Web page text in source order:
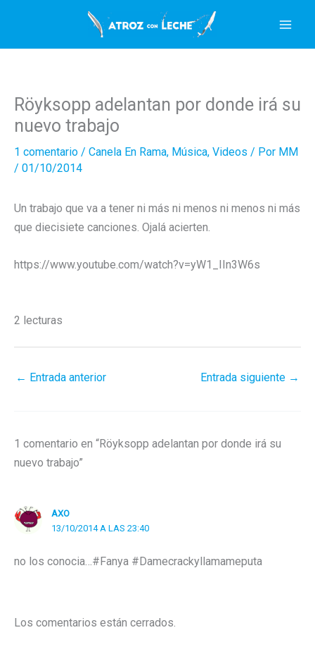
contenido
Röyksopp adelantan por donde irá su
nuevo trabajo
1 comentario / Canela En Rama, Música, Videos / Por MM
/ 01/10/2014
Un trabajo que va a tener ni más ni menos ni menos ni más
que diecisiete canciones. Ojalá acierten.
https://www.youtube.com/watch?v=yW1_IIn3W6s
2 lecturas
← Entrada anterior Entrada siguiente →
1 comentario en “Röyksopp adelantan por donde irá su
nuevo trabajo”
AXO
13/10/2014 A LAS 23:40
no los conocia…#Fanya #Damecrackyllamameputa
Los comentarios están cerrados.